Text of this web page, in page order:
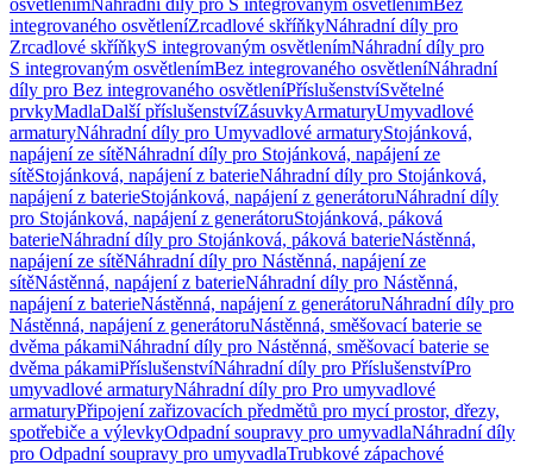
osvětlenímNáhradní díly pro S integrovaným osvětlenímBez
integrovaného osvětleníZrcadlové skříňkyNáhradní díly pro
Zrcadlové skříňkyS integrovaným osvětlenímNáhradní díly pro
S integrovaným osvětlenímBez integrovaného osvětleníNáhradní
díly pro Bez integrovaného osvětleníPříslušenstvíSvětelné
prvkyMadlaDalší příslušenstvíZásuvkyArmaturyUmyvadlové
armaturyNáhradní díly pro Umyvadlové armaturyStojánková,
napájení ze sítěNáhradní díly pro Stojánková, napájení ze
sítěStojánková, napájení z baterieNáhradní díly pro Stojánková,
napájení z baterieStojánková, napájení z generátoruNáhradní díly
pro Stojánková, napájení z generátoruStojánková, páková
baterieNáhradní díly pro Stojánková, páková baterieNástěnná,
napájení ze sítěNáhradní díly pro Nástěnná, napájení ze
sítěNástěnná, napájení z baterieNáhradní díly pro Nástěnná,
napájení z baterieNástěnná, napájení z generátoruNáhradní díly pro
Nástěnná, napájení z generátoruNástěnná, směšovací baterie se
dvěma pákamiNáhradní díly pro Nástěnná, směšovací baterie se
dvěma pákamiPříslušenstvíNáhradní díly pro PříslušenstvíPro
umyvadlové armaturyNáhradní díly pro Pro umyvadlové
armaturyPřipojení zařizovacích předmětů pro mycí prostor, dřezy,
spotřebiče a výlevkyOdpadní soupravy pro umyvadlaNáhradní díly
pro Odpadní soupravy pro umyvadlaTrubkové zápachové